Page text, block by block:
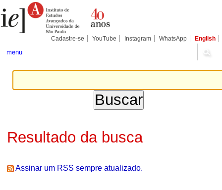
para
conteúdo.
Pessoais
Cadastre-se YouTube Instagram WhatsApp English
menu
Resultado da busca
Assinar um RSS sempre atualizado.